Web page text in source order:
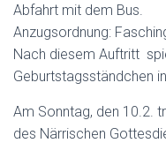
Abfahrt mit dem Bus.
Anzugsordnung:
Nach diesem Auftritt
Geburtstagsständchen
Am Sonntag, den 10.2.
des Närrischen